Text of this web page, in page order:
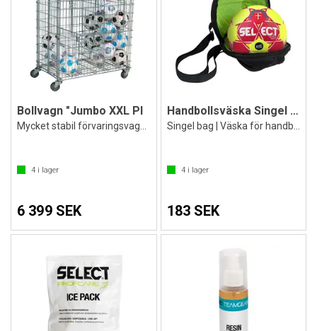
Bollvagn "Jumbo XXL Pl
4 i lager
6 399 SEK
Handbollsväska Singel från Select
4i lager
183 SEK